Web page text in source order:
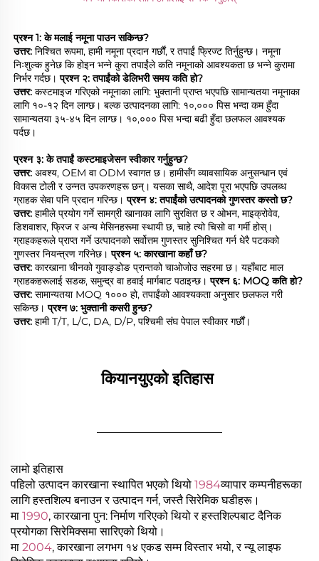
प्रश्न 1: के मलाई नमूना पाउन सकिन्छ?
उत्तर: निश्चित रूपमा, हामी नमूना प्रदान गर्छौं, र तपाईं फ्रिज्ट तिर्नुहुन्छ। नमूना
निःशुल्क हुनेछ कि होइन भन्ने कुरा तपाईंले कति नमूनाको आवश्यकता छ भन्ने कुरामा
निर्भर गर्दछ। प्रश्न २: तपाईंको डेलिभरी समय कति हो?
उत्तर: कस्टमाइज गरिएको नमूनाका लागि: भुक्तानी प्राप्त भएपछि सामान्यतया नमूनाका
लागि १०-१२ दिन लाग्छ। बल्क उत्पादनका लागि: १०,००० पिस भन्दा कम हुँदा
सामान्यतया ३५-४५ दिन लाग्छ। १०,००० पिस भन्दा बढी हुँदा छलफल आवश्यक
पर्दछ।
प्रश्न ३: के तपाईं कस्टमाइजेसन स्वीकार गर्नुहुन्छ?
उत्तर: अवश्य, OEM वा ODM स्वागत छ। हामीसँग व्यावसायिक अनुसन्धान एवं
विकास टोली र उन्नत उपकरणहरू छन्। यसका साथै, आदेश पूरा भएपछि उपलब्ध
ग्राहक सेवा पनि प्रदान गरिन्छ। प्रश्न ४: तपाईंको उत्पादनको गुणस्तर कस्तो छ?
उत्तर: हामीले प्रयोग गर्ने सामग्री खानाका लागि सुरक्षित छ र ओभन, माइक्रोवेव,
डिशवाशर, फ्रिज र अन्य मेसिनहरूमा स्थायी छ, चाहे त्यो चिसो वा गर्मी होस्।
ग्राहकहरूले प्राप्त गर्ने उत्पादनको सर्वोत्तम गुणस्तर सुनिश्चित गर्न धेरै पटकको
गुणस्तर नियन्त्रण गरिनेछ। प्रश्न ५: कारखाना कहाँ छ?
उत्तर: कारखाना चीनको गुवाङ्डोङ प्रान्तको चाओजोउ सहरमा छ। यहाँबाट माल
ग्राहकहरूलाई सडक, समुन्द्र वा हवाई मार्गबाट पठाइन्छ। प्रश्न ६: MOQ कति हो?
उत्तर: सामान्यतया MOQ १००० हो, तपाईंको आवश्यकता अनुसार छलफल गरी
सकिन्छ। प्रश्न ७: भुक्तानी कसरी हुन्छ?
उत्तर: हामी T/T, L/C, DA, D/P, पश्चिमी संघ पेपाल स्वीकार गर्छौं।
कियानयुएको इतिहास
लामो इतिहास
पहिलो उत्पादन कारखाना स्थापित भएको थियो 1984व्यापार कम्पनीहरूका
लागि हस्तशिल्प बनाउन र उत्पादन गर्न, जस्तै सिरेमिक घडीहरू।
मा 1990, कारखाना पुन: निर्माण गरिएको थियो र हस्तशिल्पबाट दैनिक
प्रयोगका सिरेमिक्समा सारिएको थियो।
मा 2004, कारखाना लगभग १४ एकड सम्म विस्तार भयो, र न्यू लाइफ